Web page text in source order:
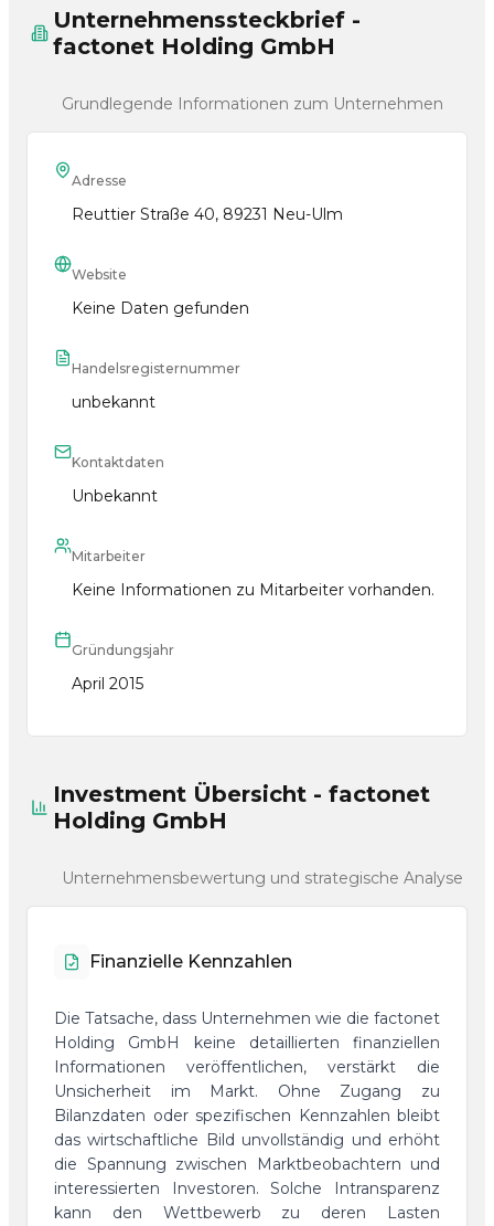
Unternehmenssteckbrief -
factonet Holding GmbH
Grundlegende Informationen zum Unternehmen
Adresse
Reuttier Straße 40, 89231 Neu-Ulm
Website
Keine Daten gefunden
Handelsregisternummer
unbekannt
Kontaktdaten
Unbekannt
Mitarbeiter
Keine Informationen zu Mitarbeiter vorhanden.
Gründungsjahr
April 2015
Investment Übersicht - factonet
Holding GmbH
Unternehmensbewertung und strategische Analyse
Finanzielle Kennzahlen
Die Tatsache, dass Unternehmen wie die factonet
Holding GmbH keine detaillierten finanziellen
Informationen veröffentlichen, verstärkt die
Unsicherheit im Markt. Ohne Zugang zu
Bilanzdaten oder spezifischen Kennzahlen bleibt
das wirtschaftliche Bild unvollständig und erhöht
die Spannung zwischen Marktbeobachtern und
interessierten Investoren. Solche Intransparenz
kann den Wettbewerb zu deren Lasten